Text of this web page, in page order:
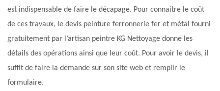
est indispensable de faire le décapage. Pour connaitre le coût
de ces travaux, le devis peinture ferronnerie fer et métal fourni
gratuitement par l’artisan peintre KG Nettoyage donne les
détails des opérations ainsi que leur coût. Pour avoir le devis, il
suffit de faire la demande sur son site web et remplir le
formulaire.